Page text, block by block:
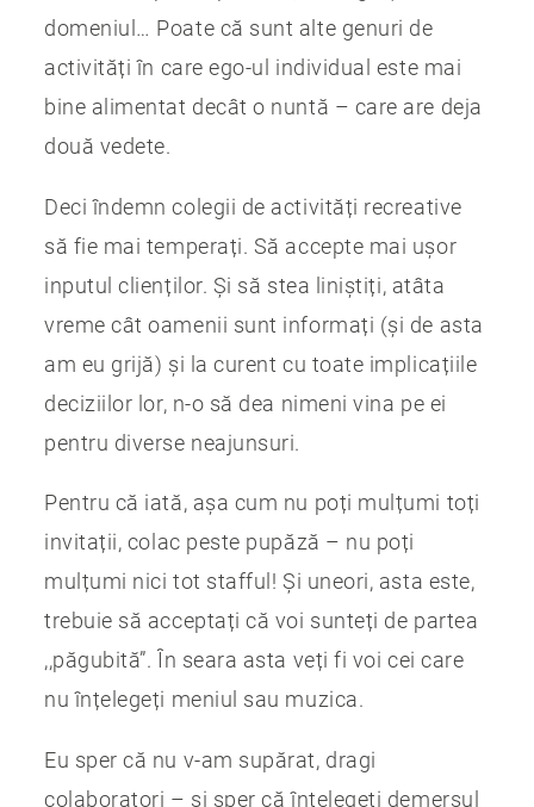
domeniul… Poate că sunt alte genuri de
activități în care ego-ul individual este mai
bine alimentat decât o nuntă – care are deja
două vedete.
Deci îndemn colegii de activități recreative
să fie mai temperați. Să accepte mai ușor
inputul clienților. Și să stea liniștiți, atâta
vreme cât oamenii sunt informați (și de asta
am eu grijă) și la curent cu toate implicațiile
deciziilor lor, n-o să dea nimeni vina pe ei
pentru diverse neajunsuri.
Pentru că iată, așa cum nu poți mulțumi toți
invitații, colac peste pupăză – nu poți
mulțumi nici tot stafful! Și uneori, asta este,
trebuie să acceptați că voi sunteți de partea
,,păgubită”. În seara asta veți fi voi cei care
nu înțelegeți meniul sau muzica.
Eu sper că nu v-am supărat, dragi
colaboratori – și sper că înțelegeți demersul